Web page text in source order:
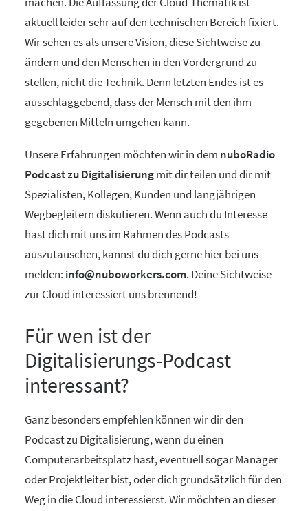
aktuell leider sehr auf den technischen Bereich fixiert.
Wir sehen es als unsere Vision, diese Sichtweise zu
ändern und den Menschen in den Vordergrund zu
stellen, nicht die Technik. Denn letzten Endes ist es
ausschlaggebend, dass der Mensch mit den ihm
gegebenen Mitteln umgehen kann.
Unsere Erfahrungen möchten wir in dem nuboRadio
Podcast zu Digitalisierungmit dir teilen und dir mit
Spezialisten, Kollegen, Kunden und langjährigen
Wegbegleitern diskutieren. Wenn auch du Interesse
hast dich mit uns im Rahmen des Podcasts
auszutauschen, kannst du dich gerne hier bei uns
melden: info@nuboworkers.com. Deine Sichtweise
zur Cloud interessiert uns brennend!
Für wen ist der
Digitalisierungs-Podcast
interessant?
Ganz besonders empfehlen können wir dir den
Podcast zu Digitalisierung, wenn du einen
Computerarbeitsplatz hast, eventuell sogar Manager
oder Projektleiter bist, oder dich grundsätzlich für den
Weg in die Cloud interessierst. Wir möchten an dieser